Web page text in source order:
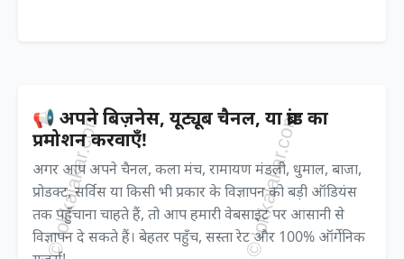
📢 अपने बिज़नेस, यूट्यूब चैनल, या ब्रांड का
प्रमोशन करवाएँ!
अगर आप अपने चैनल, कला मंच, रामायण मंडली, धुमाल, बाजा,
प्रोडक्ट, सर्विस या किसी भी प्रकार के विज्ञापन को बड़ी ऑडियंस
तक पहुँचाना चाहते हैं, तो आप हमारी वेबसाइट पर आसानी से
विज्ञापन दे सकते हैं। बेहतर पहुँच, सस्ता रेट और 100% ऑर्गेनिक